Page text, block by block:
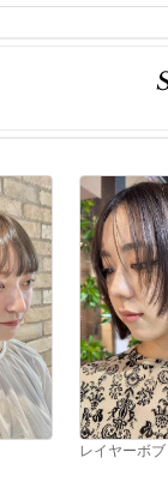
レイヤーボブ